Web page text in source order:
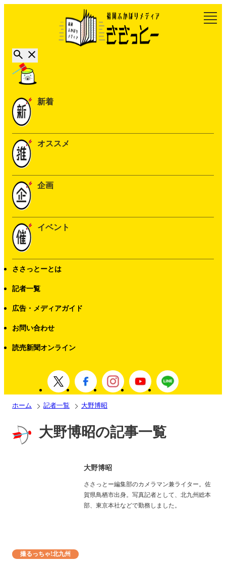
新着
オススメ
企画
イベント
ささっとーとは
記者一覧
広告・メディアガイド
お問い合わせ
読売新聞オンライン
ホーム 記者一覧 大野博昭
大野博昭の記事一覧
大野博昭
ささっとー編集部のカメラマン兼ライター。佐
賀県鳥栖市出身。写真記者として、北九州総本
部、東京本社などで勤務しました。
撮るっちゃ!北九州